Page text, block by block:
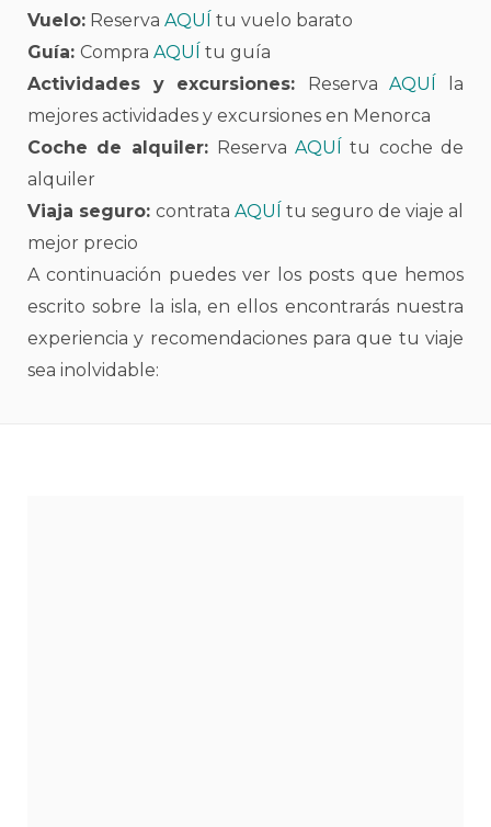
Vuelo: Reserva AQUÍ tu vuelo barato
Guía: Compra AQUÍ tu guía
Actividades y excursiones: ReservaAQUÍ
la
mejores actividades y excursiones en Menorca
Coche de alquiler: ReservaAQUÍ tu coche de
alquiler
Viaja seguro: contrata AQUÍ tu seguro de viaje al
mejor precio
A continuación puedes ver los posts que hemos
escrito sobre la isla, en ellos encontrarás nuestra
experiencia y recomendaciones para que tu viaje
sea inolvidable: